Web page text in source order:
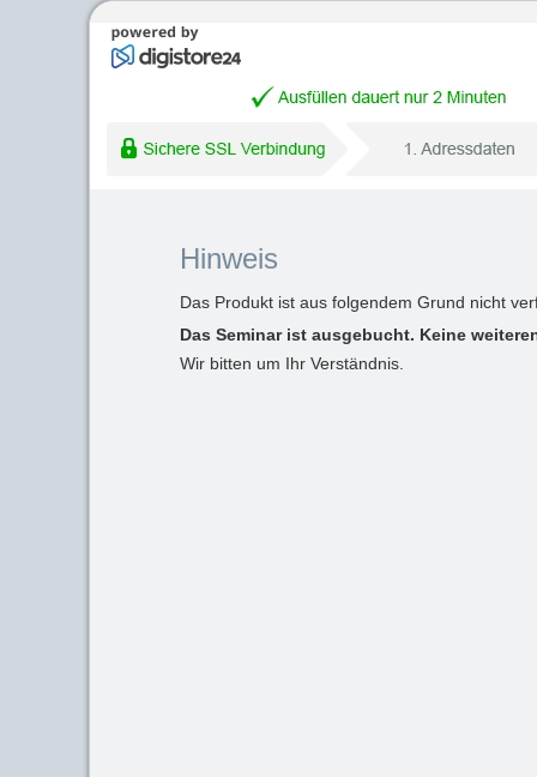
Hinweis
Das Produkt ist aus folgendem Grund nicht
Das Seminar ist ausgebucht. Keine
Wir bitten um Ihr Verständnis.